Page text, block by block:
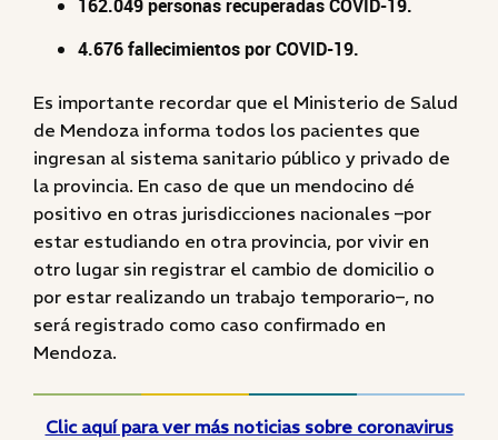
162.049 personas recuperadas COVID-19.
4.676 fallecimientos por COVID-19.
Es importante recordar que el Ministerio de Salud
de Mendoza informa todos los pacientes que
ingresan al sistema sanitario público y privado de
la provincia. En caso de que un mendocino dé
positivo en otras jurisdicciones nacionales –por
estar estudiando en otra provincia, por vivir en
otro lugar sin registrar el cambio de domicilio o
por estar realizando un trabajo temporario–, no
será registrado como caso confirmado en
Mendoza.
Clic aquí para ver más noticias sobre coronavirus